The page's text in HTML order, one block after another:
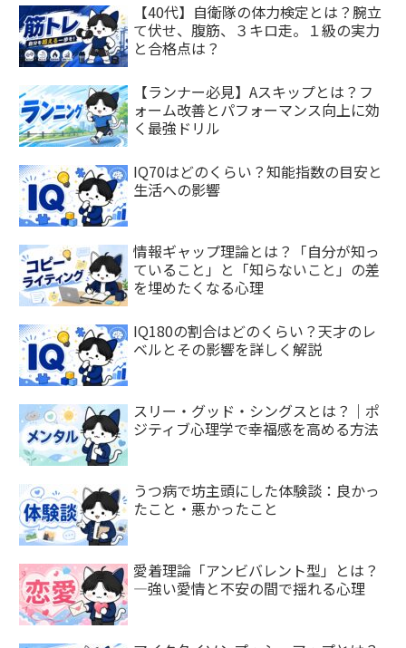
【40代】自衛隊の体力検定とは？腕立
て伏せ、腹筋、３キロ走。１級の実力
と合格点は？
【ランナー必見】Aスキップとは？フ
ォーム改善とパフォーマンス向上に効
く最強ドリル
IQ70はどのくらい？知能指数の目安と
生活への影響
情報ギャップ理論とは？「自分が知っ
ていること」と「知らないこと」の差
を埋めたくなる心理
IQ180の割合はどのくらい？天才のレ
ベルとその影響を詳しく解説
スリー・グッド・シングスとは？｜ポ
ジティブ心理学で幸福感を高める方法
うつ病で坊主頭にした体験談：良かっ
たこと・悪かったこと
愛着理論「アンビバレント型」とは？
—強い愛情と不安の間で揺れる心理